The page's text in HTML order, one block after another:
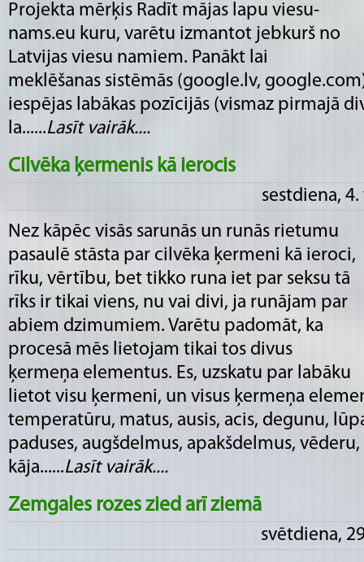
Projekta mērķis Radīt mājas lapu viesu-
nams.eu kuru, varētu izmantot jebkurš no
Latvijas viesu namiem. Panākt lai
meklēšanas sistēmās (google.lv,
iespējas labākas pozīcijās (vismaz pirmajā
la......Lasīt vairāk....
Cilvēka ķermenis kā ierocis
sestdiena,
Nez kāpēc visās sarunās un runās rietumu
pasaulē stāsta par cilvēka ķermeni kā ieroci,
rīku, vērtību, bet tikko runa iet par seksu tā
rīks ir tikai viens, nu vai divi, ja runājam par
abiem dzimumiem. Varētu padomāt, ka
procesā mēs lietojam tikai tos divus
ķermeņa elementus. Es, uzskatu par labāku
lietot visu ķermeni, un visus ķermeņa
temperatūru, matus, ausis, acis, degunu,
paduses, augšdelmus, apakšdelmus,
kāja......Lasīt vairāk....
Zemgales rozes zied arī ziemā
svētdiena,